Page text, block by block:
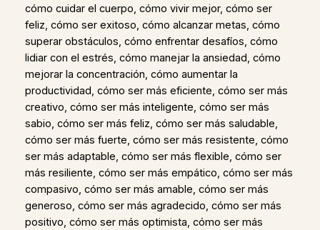
cómo cuidar el cuerpo, cómo vivir mejor, cómo ser
feliz, cómo ser exitoso, cómo alcanzar metas, cómo
superar obstáculos, cómo enfrentar desafíos, cómo
lidiar con el estrés, cómo manejar la ansiedad, cómo
mejorar la concentración, cómo aumentar la
productividad, cómo ser más eficiente, cómo ser más
creativo, cómo ser más inteligente, cómo ser más
sabio, cómo ser más feliz, cómo ser más saludable,
cómo ser más fuerte, cómo ser más resistente, cómo
ser más adaptable, cómo ser más flexible, cómo ser
más resiliente, cómo ser más empático, cómo ser más
compasivo, cómo ser más amable, cómo ser más
generoso, cómo ser más agradecido, cómo ser más
positivo, cómo ser más optimista, cómo ser más